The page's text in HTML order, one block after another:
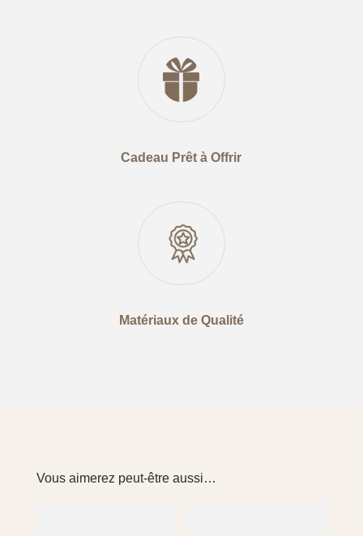
Cadeau Prêt à Offrir
Matériaux de Qualité
Vous aimerez peut-être aussi…